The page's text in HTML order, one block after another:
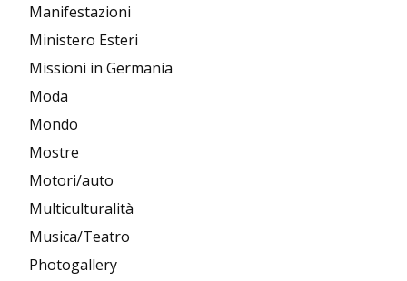
Manifestazioni
Ministero Esteri
Missioni in Germania
Moda
Mondo
Mostre
Motori/auto
Multiculturalità
Musica/Teatro
Photogallery